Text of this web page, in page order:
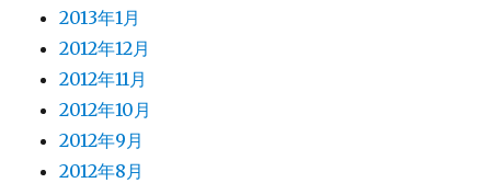
2013年1月
2012年12月
2012年11月
2012年10月
2012年9月
2012年8月